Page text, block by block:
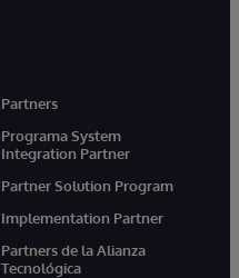
Partners
Programa System
Integration Partner
Partner Solution Program
Implementation Partner
Partners de la Alianza
Tecnológica